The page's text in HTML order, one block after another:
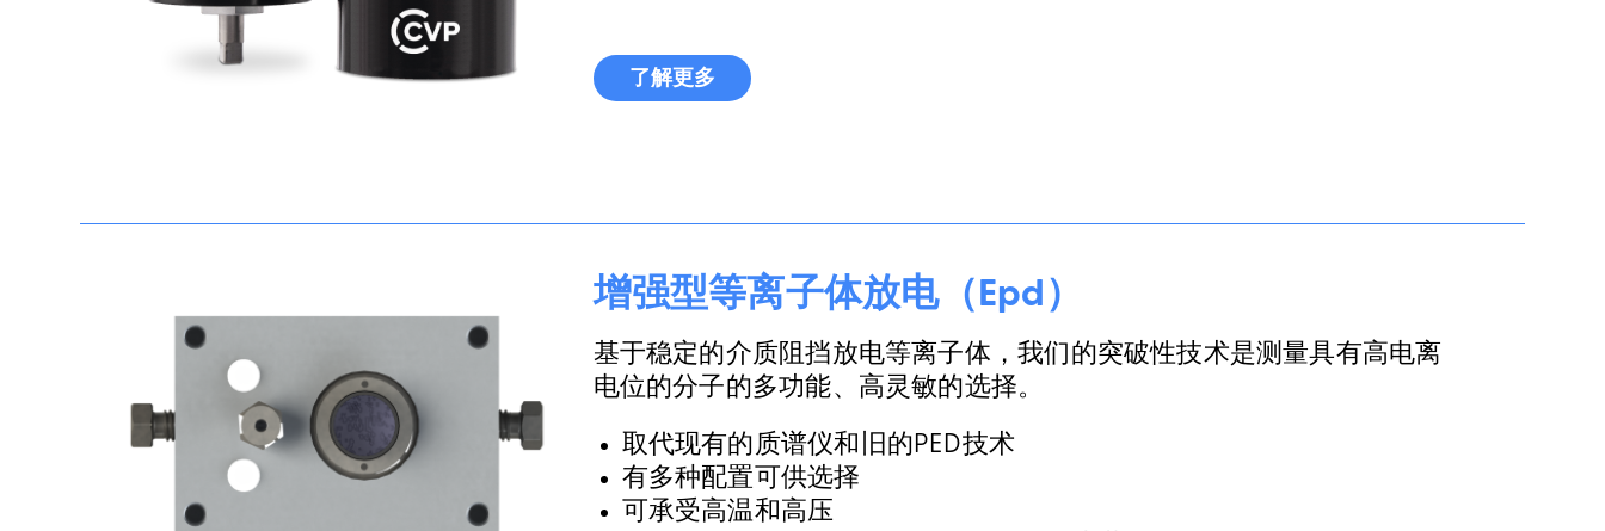
了解更多
增强型等离子体放电（Epd）
基于稳定的介质阻挡放电等离子体，我们的突破性技术是测量具有高电离
电位的分子的多功能、高灵敏的选择。
取代现有的质谱仪和旧的PED技术
有多种配置可供选择
可承受高温和高压